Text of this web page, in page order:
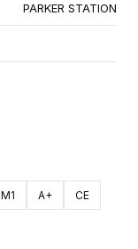
PARKER STATION
M1 A+ CE